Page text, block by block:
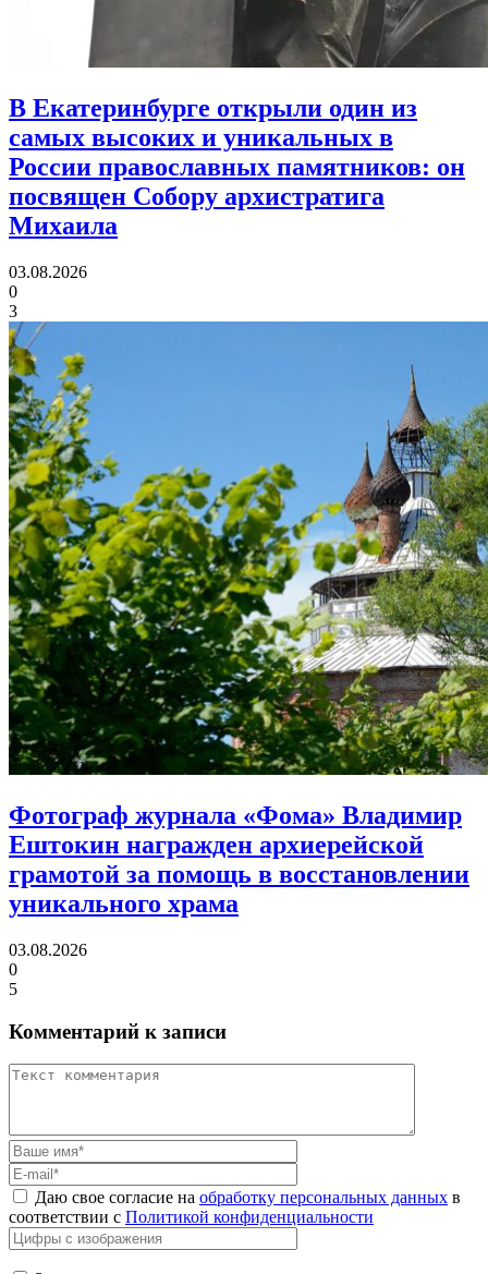
В Екатеринбурге открыли один из
самых высоких и уникальных в
России православных памятников: он
посвящен Собору архистратига
Михаила
03.08.2026
0
3
Фотограф журнала «Фома» Владимир
Ештокин награжден архиерейской
грамотой за помощь в восстановлении
уникального храма
03.08.2026
0
5
Комментарий к записи
Даю свое согласие на обработку персональных данных в
соответствии с Политикой конфиденциальности